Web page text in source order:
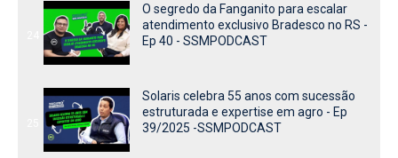
O segredo da Fanganito para escalar
atendimento exclusivo Bradesco no RS -
Ep 40 - SSMPODCAST
Solaris celebra 55 anos com sucessão
estruturada e expertise em agro - Ep
39/2025 -SSMPODCAST